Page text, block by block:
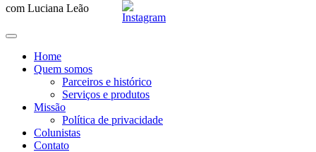
com Luciana Leão
Home
Quem somos
Parceiros e histórico
Serviços e produtos
Missão
Política de privacidade
Colunistas
Contato